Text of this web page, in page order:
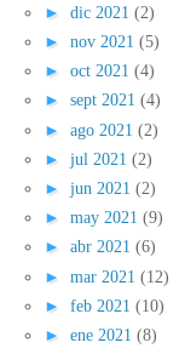
► dic 2021 (2)
► nov 2021 (5)
► oct 2021 (4)
► sept 2021 (4)
► ago 2021 (2)
► jul 2021 (2)
► jun 2021 (2)
► may 2021 (9)
► abr 2021 (6)
► mar 2021 (12)
► feb 2021 (10)
► ene 2021 (8)